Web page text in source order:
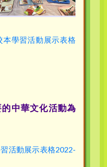
本學習活動展示表格
中華文化活動為
活動展示表格2022-